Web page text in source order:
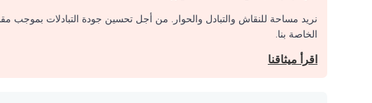
نريد مساحة للنقاش والتبادل والحوار. من أجل تحسين جودة التبادلات بموجب
الخاصة بنا.
اقرأ ميثاقنا